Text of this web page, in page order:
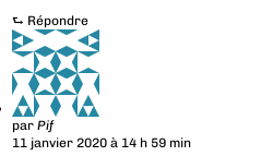
⮑ Répondre
parPif
11 janvier 2020 à 14 h 59 min